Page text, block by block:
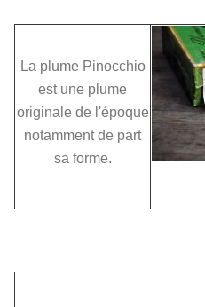
La plume Pinocchio
est une plume
originale de l'époque
notamment de part
sa forme.